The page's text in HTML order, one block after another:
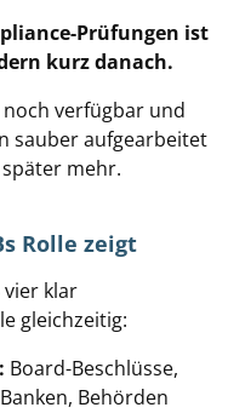
Prüfungen ist
kurz danach.
verfügbar und
sauber aufgearbeitet
mehr.
Rolle zeigt
klar
gleichzeitig:
Board-Beschlüsse,
Behörden